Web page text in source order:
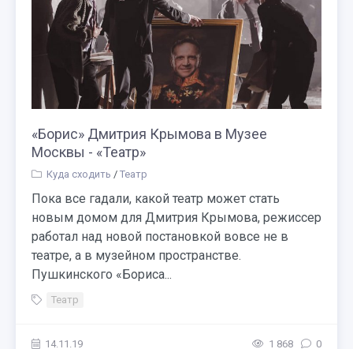
«Борис» Дмитрия Крымова в Музее
Москвы - «Театр»
Куда сходить / Театр
Пока все гадали, какой театр может стать
новым домом для Дмитрия Крымова, режиссер
работал над новой постановкой вовсе не в
театре, а в музейном пространстве.
Пушкинского «Бориса...
Театр
14.11.19 1 868 0